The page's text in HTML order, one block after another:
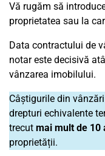
Vă rugăm să
proprietatea sau la
Data contractului de
notar este decisivă
vânzarea imobilului.
Câștigurile din
drepturi echivalente
trecut mai mult de 10
proprietății.